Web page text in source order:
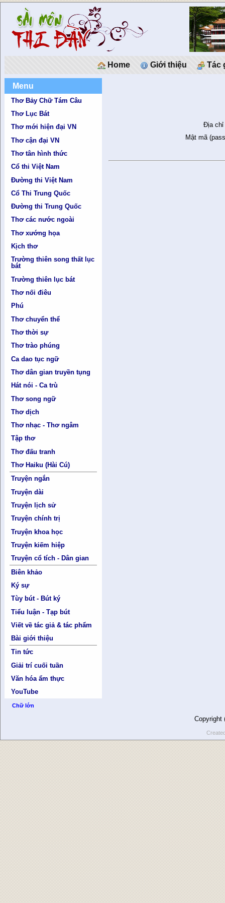
Home Giới thiệu Tác
Menu
Thơ Bảy Chữ Tám Câu
Thơ Lục Bát
Thơ mới hiện đại VN
Thơ cận đại VN
Thơ tân hình thức
Cổ thi Việt Nam
Đường thi Việt Nam
Cổ Thi Trung Quốc
Đường thi Trung Quốc
Thơ các nước ngoài
Thơ xướng họa
Kịch thơ
Trường thiên song thất lục
bát
Trường thiên lục bát
Thơ nối điêu
Phú
Thơ chuyển thể
Thơ thời sự
Thơ trào phúng
Ca dao tục ngữ
Thơ dân gian truyền tụng
Hát nói - Ca trù
Thơ song ngữ
Thơ dịch
Thơ nhạc - Thơ ngâm
Tập thơ
Thơ đấu tranh
Thơ Haiku (Hài Cú)
Truyện ngắn
Truyện dài
Truyện lịch sử
Truyện chính trị
Truyện khoa học
Truyện kiếm hiệp
Truyện cổ tích - Dân gian
Biên khảo
Ký sự
Tùy bút - Bút ký
Tiểu luận - Tạp bút
Viết về tác giả & tác phẩm
Bài giới thiệu
Tin tức
Giải trí cuối tuần
Văn hóa ẩm thực
YouTube
Chữ lớn
Địa chỉ
Mật mã
Copyright